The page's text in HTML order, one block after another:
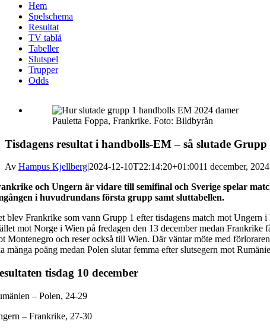
Hem
Spelschema
Resultat
TV tablå
Tabeller
Slutspel
Trupper
Odds
Pauletta Foppa, Frankrike. Foto: Bildbyrån
Tisdagens resultat i handbolls-EM – så slutade Grupp
Av Hampus Kjellberg|2024-12-10T22:14:20+01:0011 december,
och Ungern är vidare till semifinal och Sverige spelar
i huvudrundans första grupp samt sluttabellen.
blev Frankrike som vann Grupp 1 efter tisdagens match mot
mot Norge i Wien på fredagen den 13 december medan
Montenegro och reser också till Wien. Där väntar möte med
många poäng medan Polen slutar femma efter slutsegern mot
tisdag 10 december
– Polen, 24-29
– Frankrike, 27-30